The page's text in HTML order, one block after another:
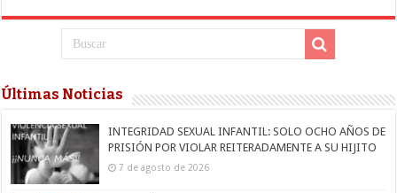
Últimas Noticias
INTEGRIDAD SEXUAL INFANTIL: SOLO OCHO AÑOS DE
PRISIÓN POR VIOLAR REITERADAMENTE A SU HIJITO
7 de agosto de 2026